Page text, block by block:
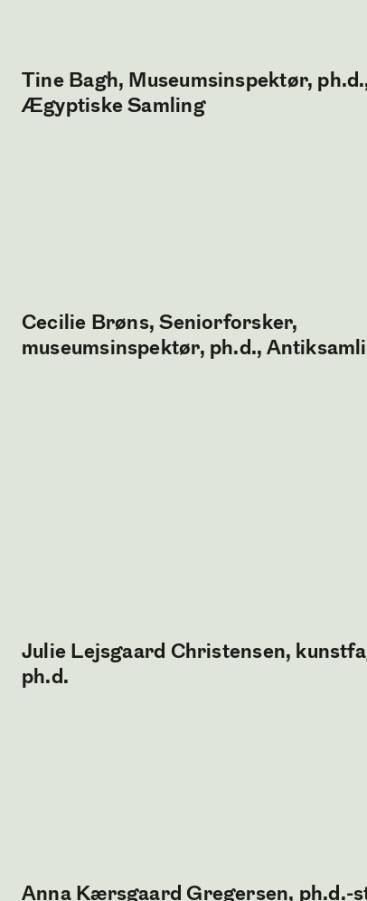
Tine Bagh, Museumsinspektør,
Ægyptiske Samling
Cecilie Brøns, Seniorforsker,
museumsinspektør, ph.d.,
Julie Lejsgaard Christensen,
ph.d.
Anna Kærsgaard Gregersen, ph.d.-